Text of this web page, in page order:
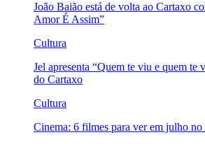
João Baião está de volta ao Cartaxo
Amor É Assim”
Cultura
Jel apresenta “Quem te viu e quem te
do Cartaxo
Cultura
Cinema: 6 filmes para ver em julho no